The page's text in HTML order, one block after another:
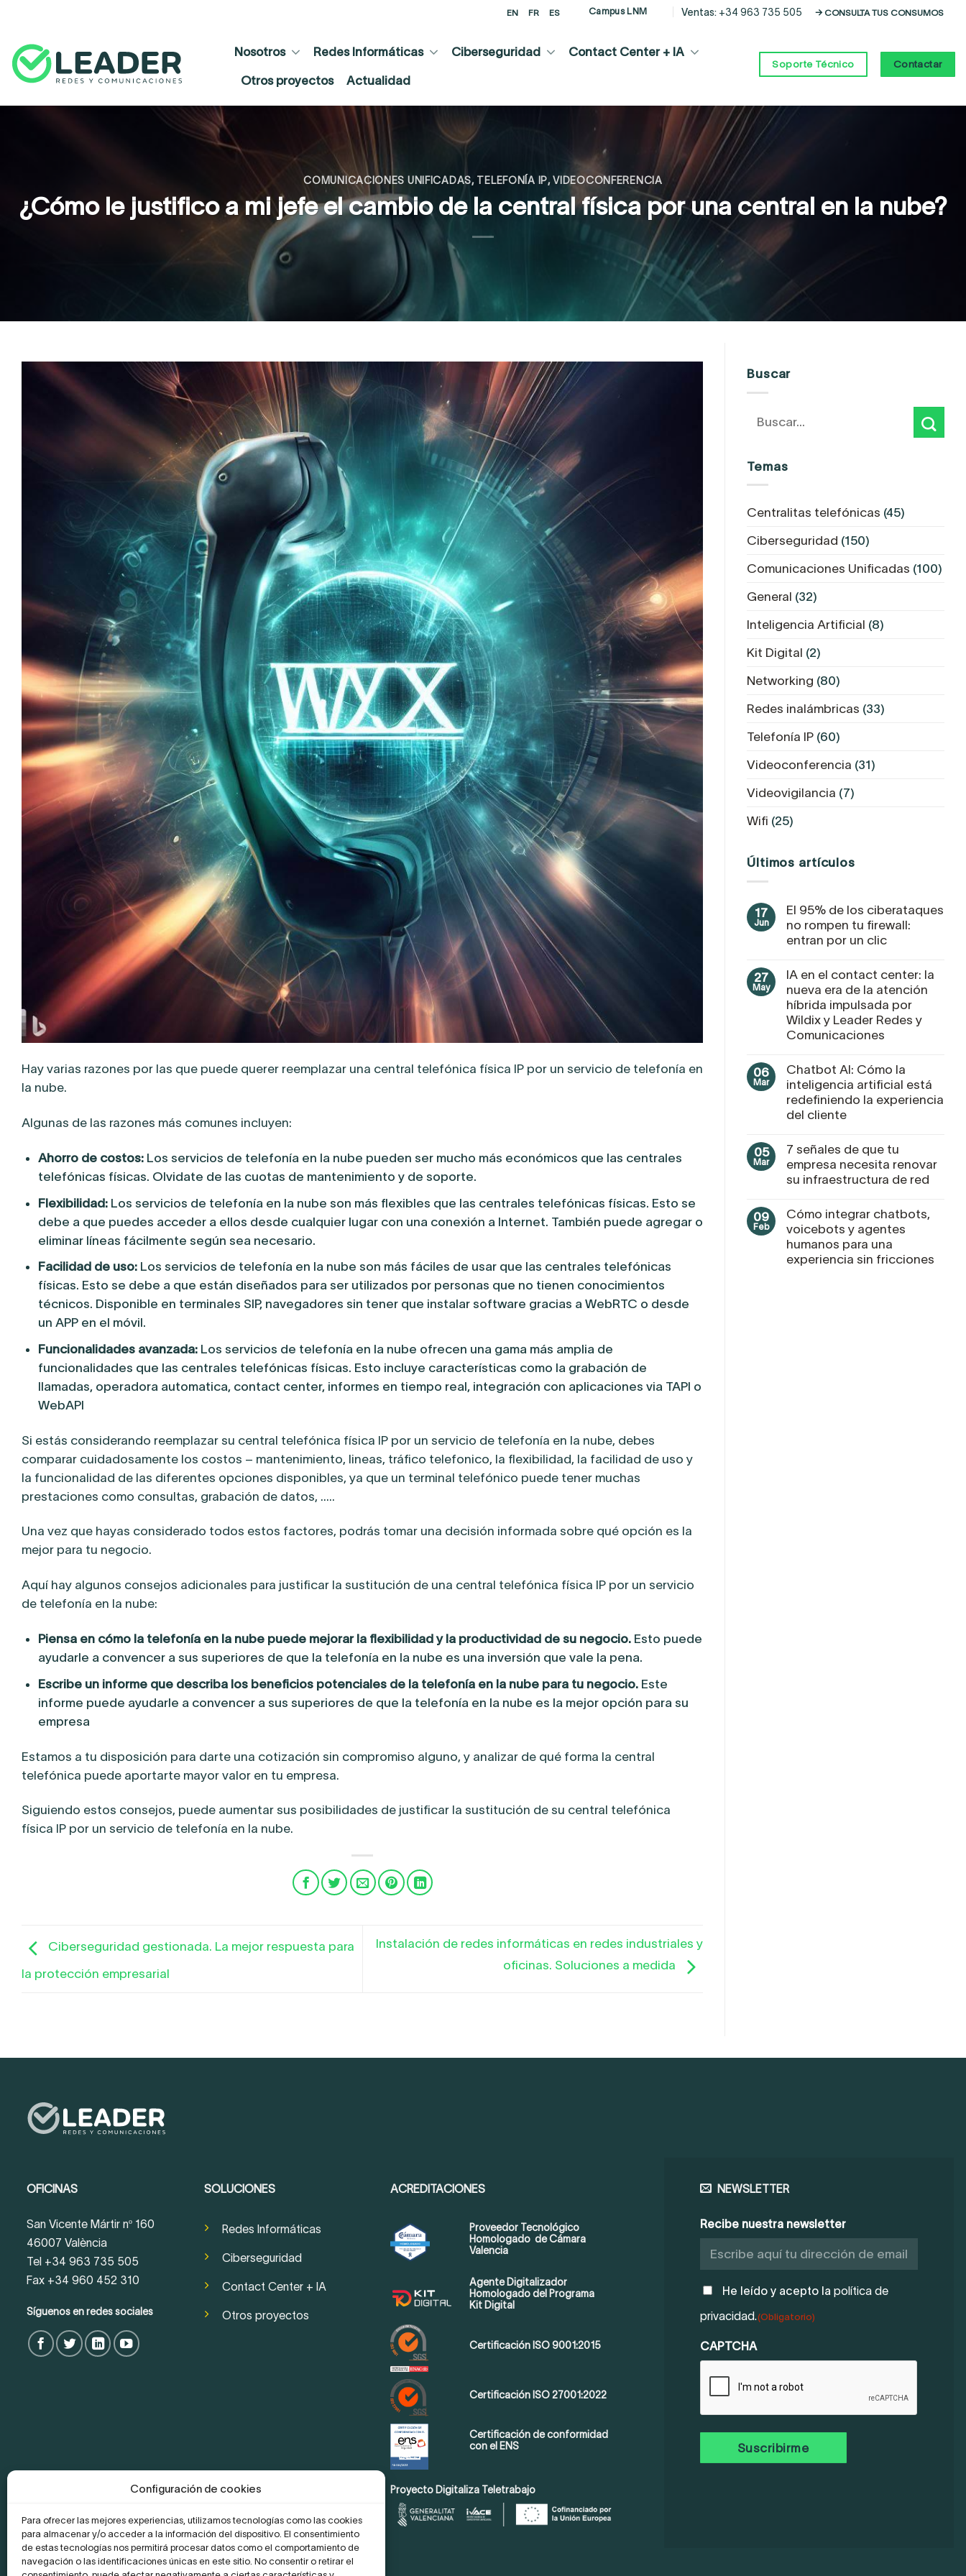
Configuración de cookies
Para ofrecer las mejores experiencias, utilizamos tecnologías como las cookies
para almacenar y/o acceder a la información del dispositivo. El consentimiento
de estas tecnologías nos permitirá procesar datos como el comportamiento de
navegación o las identificaciones únicas en este sitio. No consentir o retirar el
content
EN FR ES Campus LNM Ventas: +34 963 735 505 → CONSULTA TUS CONSUMOS
Nosotros Redes Informáticas Ciberseguridad Contact Center + IA
Otros proyectos Actualidad
Soporte Técnico Contactar
COMUNICACIONES UNIFICADAS, TELEFONÍA IP,VIDEOCONFERENCIA
¿Cómo le justifico a mi jefe el cambio de la central física por una central en la nube?
Hay varias razones por las que puede querer reemplazar una central telefónica física IP por un servicio de telefonía en
la nube.
Algunas de las razones más comunes incluyen:
Ahorro de costos:Los servicios de telefonía en la nube pueden ser mucho más económicos que las centrales
telefónicas físicas. Olvidate de las cuotas de mantenimiento y de soporte.
Flexibilidad:Los servicios de telefonía en la nube son más flexibles que las centrales telefónicas físicas. Esto se
debe a que puedes acceder a ellos desde cualquier lugar con una conexión a Internet. También puede agregar o
eliminar líneas fácilmente según sea necesario.
Facilidad de uso:Los servicios de telefonía en la nube son más fáciles de usar que las centrales telefónicas
físicas. Esto se debe a que están diseñados para ser utilizados por personas que no tienen conocimientos
técnicos. Disponible en terminales SIP, navegadores sin tener que instalar software gracias a WebRTC o desde
un APP en el móvil.
Funcionalidades avanzada:Los servicios de telefonía en la nube ofrecen una gama más amplia de
funcionalidades que las centrales telefónicas físicas. Esto incluye características como la grabación de
llamadas, operadora automatica, contact center, informes en tiempo real, integración con aplicaciones via TAPI o
WebAPI
Si estás considerando reemplazar su central telefónica física IP por un servicio de telefonía en la nube, debes
comparar cuidadosamente los costos – mantenimiento, lineas, tráfico telefonico, la flexibilidad, la facilidad de uso y
la funcionalidad de las diferentes opciones disponibles, ya que un terminal telefónico puede tener muchas
prestaciones como consultas, grabación de datos, …..
Una vez que hayas considerado todos estos factores, podrás tomar una decisión informada sobre qué opción es la
mejor para tu negocio.
Aquí hay algunos consejos adicionales para justificar la sustitución de una central telefónica física IP por un servicio
de telefonía en la nube:
Piensa en cómo la telefonía en la nube puede mejorar la flexibilidad y la productividad de su negocio.Esto puede
ayudarle a convencer a sus superiores de que la telefonía en la nube es una inversión que vale la pena.
Escribe un informe que describa los beneficios potenciales de la telefonía en la nube para tu negocio.Este
informe puede ayudarle a convencer a sus superiores de que la telefonía en la nube es la mejor opción para su
empresa
Estamos a tu disposición para darte una cotización sin compromiso alguno, y analizar de qué forma la central
telefónica puede aportarte mayor valor en tu empresa.
Siguiendo estos consejos, puede aumentar sus posibilidades de justificar la sustitución de su central telefónica
física IP por un servicio de telefonía en la nube.
Ciberseguridad gestionada. La mejor respuesta para
la protección empresarial
Instalación de redes informáticas en redes industriales y
oficinas. Soluciones a medida
Buscar
Temas
Centralitas telefónicas (45)
Ciberseguridad (150)
Comunicaciones Unificadas (100)
General (32)
Inteligencia Artificial (8)
Kit Digital (2)
Networking (80)
Redes inalámbricas (33)
Telefonía IP (60)
Videoconferencia (31)
Videovigilancia (7)
Wifi (25)
Últimos artículos
17
Jun
El 95% de los ciberataques
no rompen tu firewall:
entran por un clic
27
May
IA en el contact center: la
nueva era de la atención
híbrida impulsada por
Wildix y Leader Redes y
Comunicaciones
06
Mar
Chatbot AI: Cómo la
inteligencia artificial está
redefiniendo la experiencia
del cliente
05
Mar
7 señales de que tu
empresa necesita renovar
su infraestructura de red
09
Feb
Cómo integrar chatbots,
voicebots y agentes
humanos para una
experiencia sin fricciones
OFICINAS
San Vicente Mártir nº 160
46007 València
Tel +34 963 735 505
Fax +34 960 452 310
Síguenos en redes sociales
SOLUCIONES
Redes Informáticas
Ciberseguridad
Contact Center + IA
Otros proyectos
ACREDITACIONES
Proveedor Tecnológico
Homologado de Cámara
Valencia
Agente Digitalizador
Homologado del Programa
Kit Digital
Certificación ISO 9001:2015
Certificación ISO 27001:2022
Certificación de conformidad
con el ENS
Proyecto Digitaliza Teletrabajo
NEWSLETTER
Recibe nuestra newsletter
POLÍTICA
PRIVACIDAD
(OBLIGATORIO)
He leído y acepto la política de
privacidad.(Obligatorio)
CAPTCHA